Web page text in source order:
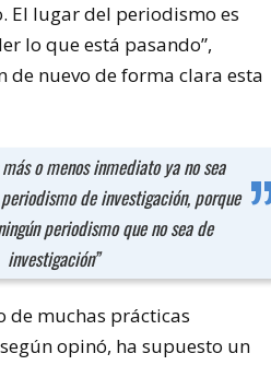
El lugar del periodismo es
lo que está pasando”,
de nuevo de forma clara esta
o menos inmediato ya no sea
de investigación, porque
periodismo que no sea de
investigación”
de muchas prácticas
opinó, ha supuesto un